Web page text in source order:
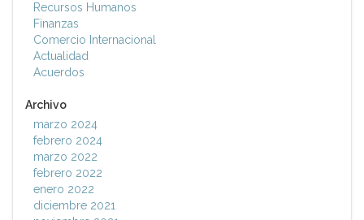
Recursos Humanos
Finanzas
Comercio Internacional
Actualidad
Acuerdos
Archivo
marzo 2024
febrero 2024
marzo 2022
febrero 2022
enero 2022
diciembre 2021